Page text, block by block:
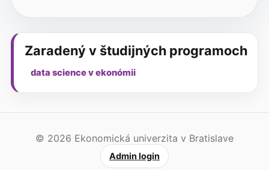
Zaradený v študijných programoch
data science v ekonómii
© 2026 Ekonomická univerzita v Bratislave
Admin login